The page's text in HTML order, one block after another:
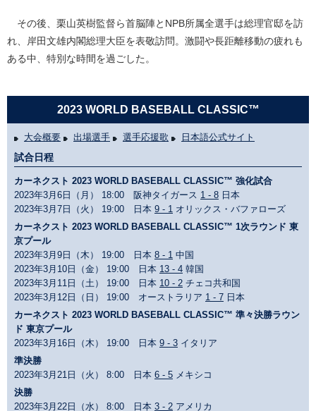
その後、栗山英樹監督ら首脳陣とNPB所属全選手は総理官邸を訪
れ、岸田文雄内閣総理大臣を表敬訪問。激闘や長距離移動の疲れも
ある中、特別な時間を過ごした。
2023 WORLD BASEBALL CLASSIC™
大会概要 出場選手 選手応援歌 日本語公式サイト
試合日程
カーネクスト 2023 WORLD BASEBALL CLASSIC™ 強化試合
2023年3月6日（月） 18:00 阪神タイガース 1 - 8 日本
2023年3月7日（火） 19:00 日本 9 - 1 オリックス・バファローズ
カーネクスト 2023 WORLD BASEBALL CLASSIC™ 1次ラウンド 東
京プール
2023年3月9日（木） 19:00 日本 8 - 1 中国
2023年3月10日（金） 19:00 日本 13 - 4 韓国
2023年3月11日（土） 19:00 日本 10 - 2 チェコ共和国
2023年3月12日（日） 19:00 オーストラリア 1 - 7 日本
カーネクスト 2023 WORLD BASEBALL CLASSIC™ 準々決勝ラウン
ド 東京プール
2023年3月16日（木） 19:00 日本 9 - 3 イタリア
準決勝
2023年3月21日（火） 8:00 日本 6 - 5 メキシコ
決勝
2023年3月22日（水） 8:00 日本 3 - 2 アメリカ